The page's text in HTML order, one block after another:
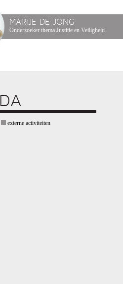
MARIJE DE JONG
Onderzoeker thema Justitie en Veiligheid
externe activiteiten